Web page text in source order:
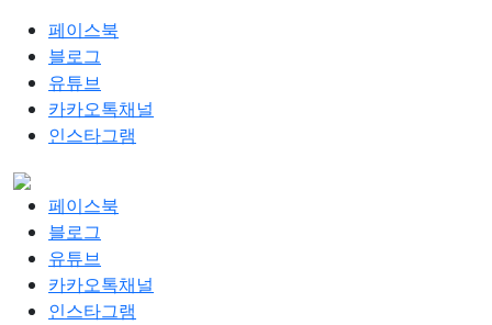
페이스북
블로그
유튜브
카카오톡채널
인스타그램
페이스북
블로그
유튜브
카카오톡채널
인스타그램